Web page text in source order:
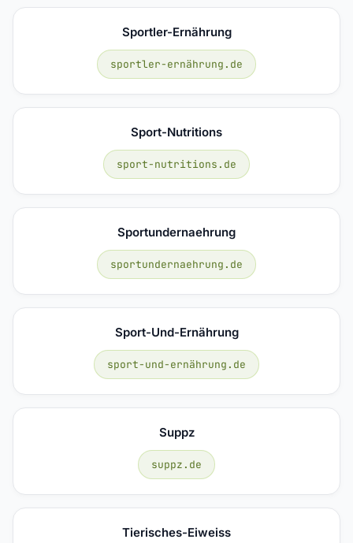
Sportler-Ernährung
sportler-ernährung.de
Sport-Nutritions
sport-nutritions.de
Sportundernaehrung
sportundernaehrung.de
Sport-Und-Ernährung
sport-und-ernährung.de
Suppz
suppz.de
Tierisches-Eiweiss